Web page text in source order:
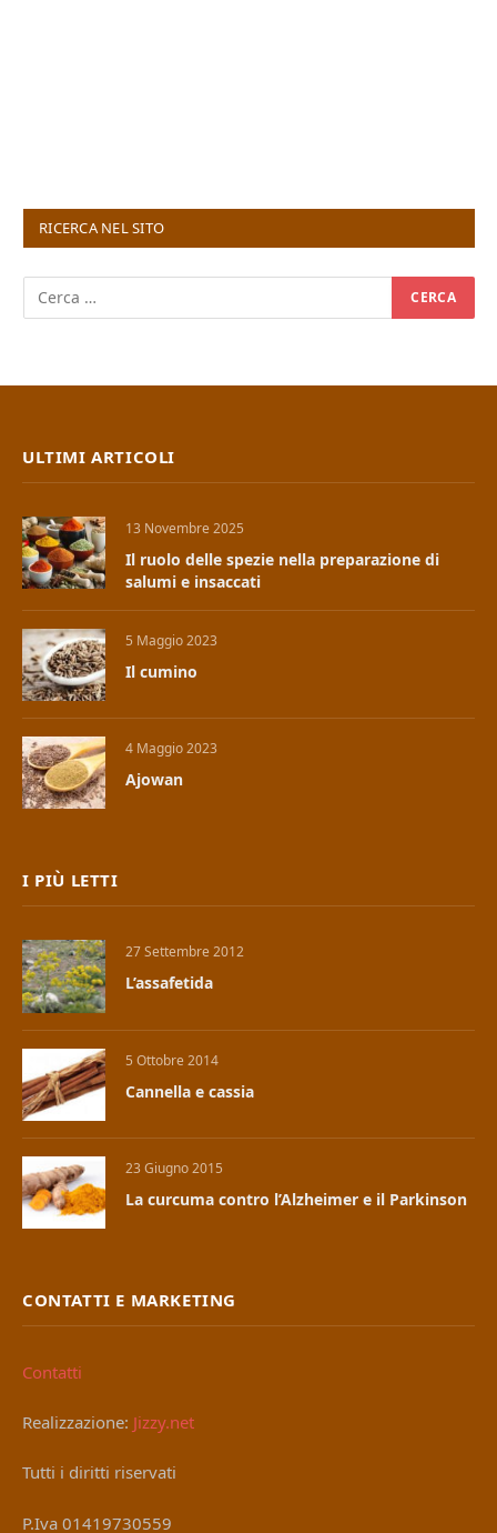
RICERCA NEL SITO
ULTIMI ARTICOLI
13 Novembre 2025
Il ruolo delle spezie nella preparazione di
salumi e insaccati
5 Maggio 2023
Il cumino
4 Maggio 2023
Ajowan
I PIÙ LETTI
27 Settembre 2012
L’assafetida
5 Ottobre 2014
Cannella e cassia
23 Giugno 2015
La curcuma contro l’Alzheimer e il Parkinson
CONTATTI E MARKETING
Contatti
Realizzazione: Jizzy.net
Tutti i diritti riservati
P.Iva 01419730559